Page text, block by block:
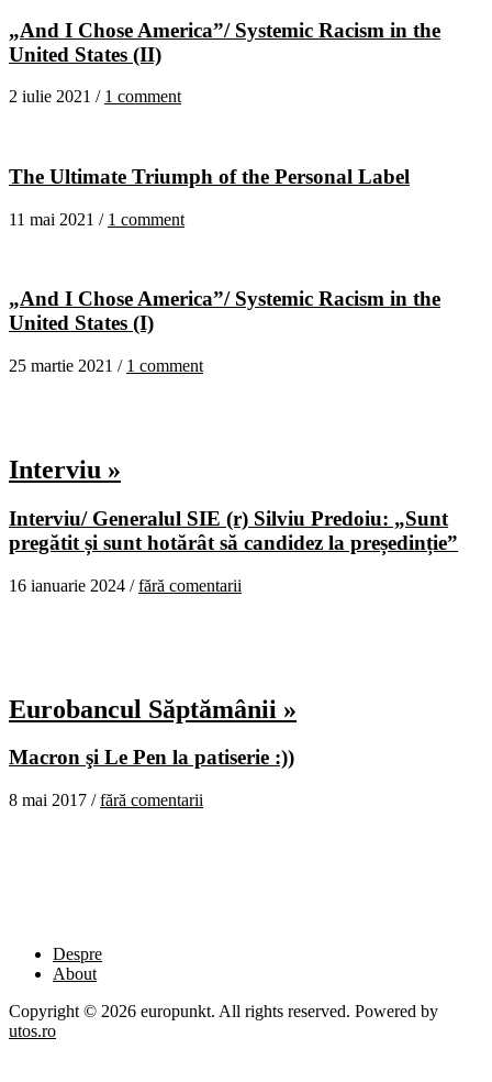
„And I Chose America”/ Systemic Racism in the
United States (II)
2 iulie 2021 / 1 comment
The Ultimate Triumph of the Personal Label
11 mai 2021 / 1 comment
„And I Chose America”/ Systemic Racism in the
United States (I)
25 martie 2021 / 1 comment
Interviu »
Interviu/ Generalul SIE (r) Silviu Predoiu: „Sunt
pregătit și sunt hotărât să candidez la președinție”
16 ianuarie 2024 /fără comentarii
Eurobancul Săptămânii »
Macron şi Le Pen la patiserie :))
8 mai 2017 /fără comentarii
Despre
About
Copyright © 2026 europunkt. All rights reserved. Powered by
utos.ro